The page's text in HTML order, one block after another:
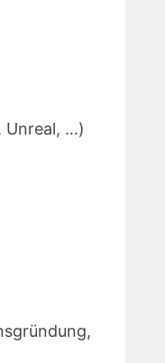
Unreal, …)